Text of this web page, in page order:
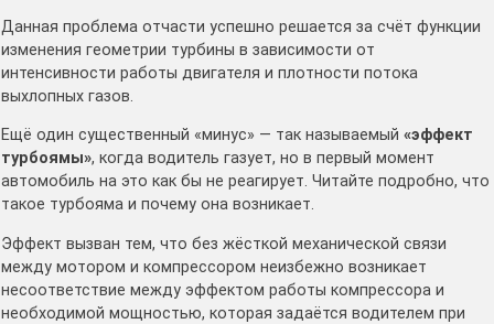
Данная проблема отчасти успешно решается за счёт функции
изменения геометрии турбины в зависимости от
интенсивности работы двигателя и плотности потока
выхлопных газов.
Ещё один существенный «минус» — так называемый «эффект
турбоямы», когда водитель газует, но в первый момент
автомобиль на это как бы не реагирует. Читайте подробно, что
такое турбояма и почему она возникает.
Эффект вызван тем, что без жёсткой механической связи
между мотором и компрессором неизбежно возникает
несоответствие между эффектом работы компрессора и
необходимой мощностью, которая задаётся водителем при